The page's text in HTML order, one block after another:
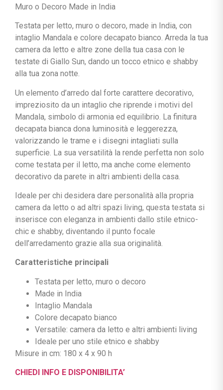
Muro o Decoro Made in India
Testata per letto, muro o decoro, made in India, con
intaglio Mandala e colore decapato bianco. Arreda la tua
camera da letto e altre zone della tua casa con le
testate di Giallo Sun, dando un tocco etnico e shabby
alla tua zona notte.
Un elemento d’arredo dal forte carattere decorativo,
impreziosito da un intaglio che riprende i motivi del
Mandala, simbolo di armonia ed equilibrio. La finitura
decapata bianca dona luminosità e leggerezza,
valorizzando le trame e i disegni intagliati sulla
superficie. La sua versatilità la rende perfetta non solo
come testata per il letto, ma anche come elemento
decorativo da parete in altri ambienti della casa.
Ideale per chi desidera dare personalità alla propria
camera da letto o ad altri spazi living, questa testata si
inserisce con eleganza in ambienti dallo stile etnico-
chic e shabby, diventando il punto focale
dell’arredamento grazie alla sua originalità.
Caratteristiche principali
Testata per letto, muro o decoro
Made in India
Intaglio Mandala
Colore decapato bianco
Versatile: camera da letto e altri ambienti living
Ideale per uno stile etnico e shabby
Misure in cm: 180 x 4 x 90 h
CHIEDI INFO E DISPONIBILITA’